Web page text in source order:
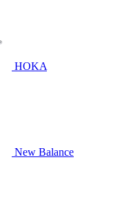
HOKA
New Balance